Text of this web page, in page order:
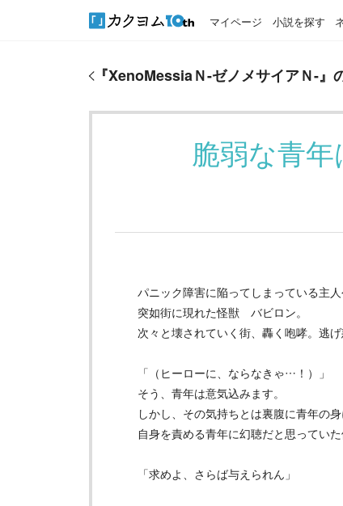
マイページ 小説を探す
『XenoMessiaＮ-ゼノメサイアＮ-』
脆弱な青年
パニック障害に陥ってしまっている主人
突如街に現れた怪獣 バビロン。
次々と壊されていく街、轟く咆哮。逃
「（ヒーローに、ならなきゃ…！）」
そう、青年は意気込みます。
しかし、その気持ちとは裏腹に青年の
自身を責める青年に幻聴だと思っていた
「求めよ、さらば与えられん」